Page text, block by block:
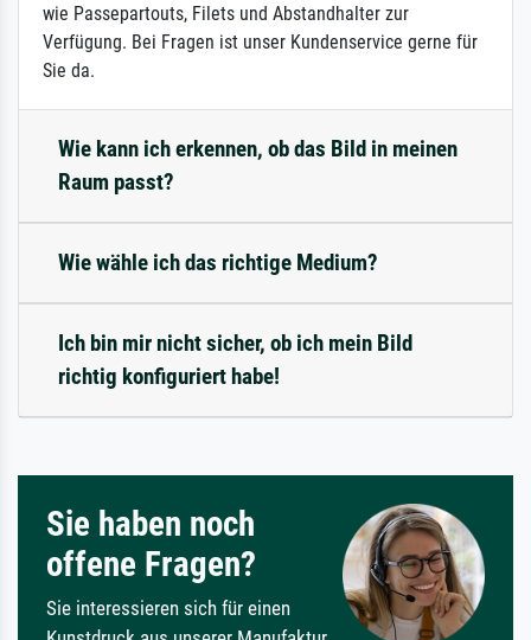
wie Passepartouts, Filets und Abstandhalter zur
Verfügung. Bei Fragen ist unser Kundenservice gerne für
Sie da.
Wie kann ich erkennen, ob das Bild in meinen
Raum passt?
Wie wähle ich das richtige Medium?
Ich bin mir nicht sicher, ob ich mein Bild
richtig konfiguriert habe!
Sie haben noch
offene Fragen?
Sie interessieren sich für einen